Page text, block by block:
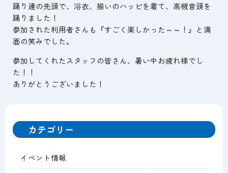
踊り連の先頭で、浴衣、揃いのハッピを着て、高槻音頭を
踊りました！
参加された利用者さんも『すごく楽しかった～～！』と満
面の笑みでした。
参加してくれたスタッフの皆さん、暑い中お疲れ様でし
た！！
ありがとうございました！
カテゴリー
イベント情報